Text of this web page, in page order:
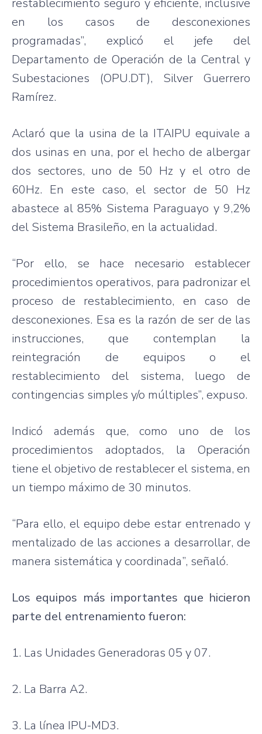
en los casos de desconexiones
programadas”, explicó el jefe del
Departamento de Operación de la Central y
Subestaciones (OPU.DT), Silver Guerrero
Ramírez.
Aclaró que la usina de la ITAIPU equivale a
dos usinas en una, por el hecho de albergar
dos sectores, uno de 50 Hz y el otro de
60Hz. En este caso, el sector de 50 Hz
abastece al 85% Sistema Paraguayo y 9,2%
del Sistema Brasileño, en la actualidad.
“Por ello, se hace necesario establecer
procedimientos operativos, para padronizar el
proceso de restablecimiento, en caso de
desconexiones. Esa es la razón de ser de las
instrucciones, que contemplan la
reintegración de equipos o el
restablecimiento del sistema, luego de
contingencias simples y/o múltiples”, expuso.
Indicó además que, como uno de los
procedimientos adoptados, la Operación
tiene el objetivo de restablecer el sistema, en
un tiempo máximo de 30 minutos.
“Para ello, el equipo debe estar entrenado y
mentalizado de las acciones a desarrollar, de
manera sistemática y coordinada”, señaló.
Los equipos más importantes que hicieron
parte del entrenamiento fueron:
1. Las Unidades Generadoras 05 y 07.
2. La Barra A2.
3. La línea IPU-MD3.